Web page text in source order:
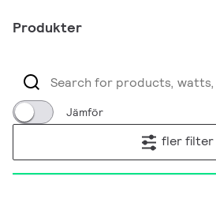
Produkter
Jämför
fler filter